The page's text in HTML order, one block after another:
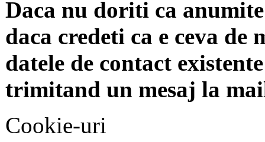
Daca nu doriti ca
daca credeti ca e ceva
datele de contact
trimitand un mesaj la
Cookie-uri